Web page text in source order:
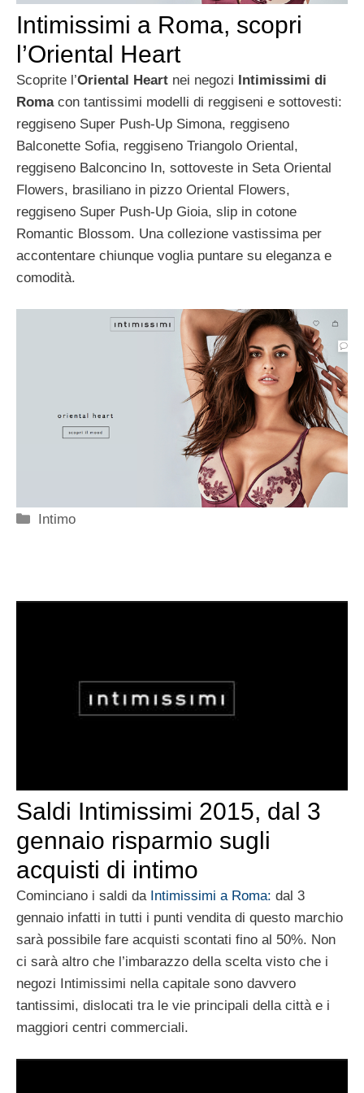
Intimissimi a Roma, scopri
l’Oriental Heart
Scoprite l’Oriental Heart nei negozi Intimissimi di
Romacon tantissimi modelli di reggiseni e sottovesti:
reggiseno Super Push-Up Simona, reggiseno
Balconette Sofia, reggiseno Triangolo Oriental,
reggiseno Balconcino In, sottoveste in Seta Oriental
Flowers, brasiliano in pizzo Oriental Flowers,
reggiseno Super Push-Up Gioia, slip in cotone
Romantic Blossom. Una collezione vastissima per
accontentare chiunque voglia puntare su eleganza e
comodità.
Categorie
Intimo
Saldi Intimissimi 2015, dal 3
gennaio risparmio sugli
acquisti di intimo
Cominciano i saldi da Intimissimi a Roma: dal 3
gennaio infatti in tutti i punti vendita di questo marchio
sarà possibile fare acquisti scontati fino al 50%. Non
ci sarà altro che l’imbarazzo della scelta visto che i
negozi Intimissimi nella capitale sono davvero
tantissimi, dislocati tra le vie principali della città e i
maggiori centri commerciali.